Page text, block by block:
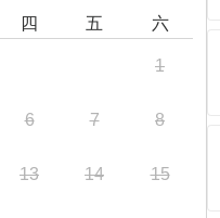
四 五 六
1
6 7 8
13 14 15